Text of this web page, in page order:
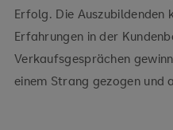
Erfolg. Die Auszubildenden
Erfahrungen in der
Verkaufsgesprächen
einem Strang gezogen und